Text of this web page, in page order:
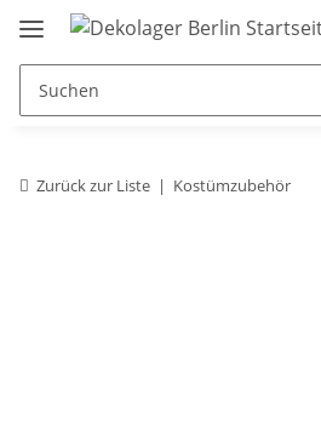
Zurück zur Liste Kostümzubehör